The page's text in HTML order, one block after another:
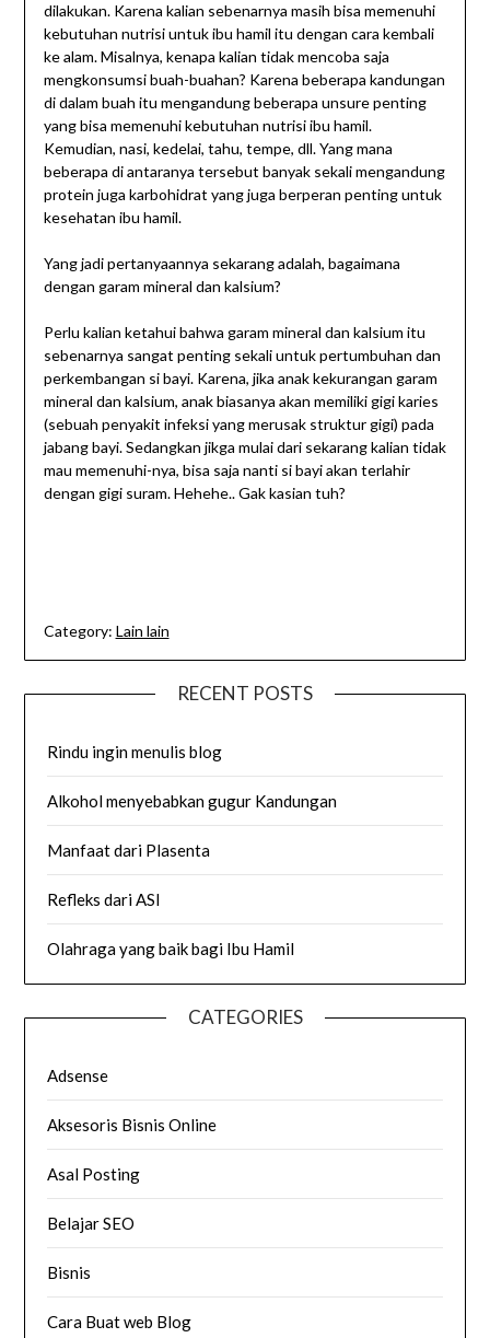
dilakukan. Karena kalian sebenarnya masih bisa memenuhi
kebutuhan nutrisi untuk ibu hamil itu dengan cara kembali
ke alam. Misalnya, kenapa kalian tidak mencoba saja
mengkonsumsi buah-buahan? Karena beberapa kandungan
di dalam buah itu mengandung beberapa unsure penting
yang bisa memenuhi kebutuhan nutrisi ibu hamil.
Kemudian, nasi, kedelai, tahu, tempe, dll. Yang mana
beberapa di antaranya tersebut banyak sekali mengandung
protein juga karbohidrat yang juga berperan penting untuk
kesehatan ibu hamil.
Yang jadi pertanyaannya sekarang adalah, bagaimana
dengan garam mineral dan kalsium?
Perlu kalian ketahui bahwa garam mineral dan kalsium itu
sebenarnya sangat penting sekali untuk pertumbuhan dan
perkembangan si bayi. Karena, jika anak kekurangan garam
mineral dan kalsium, anak biasanya akan memiliki gigi karies
(sebuah penyakit infeksi yang merusak struktur gigi) pada
jabang bayi. Sedangkan jikga mulai dari sekarang kalian tidak
mau memenuhi-nya, bisa saja nanti si bayi akan terlahir
dengan gigi suram. Hehehe.. Gak kasian tuh?
Category: Lain lain
RECENT POSTS
Rindu ingin menulis blog
Alkohol menyebabkan gugur Kandungan
Manfaat dari Plasenta
Refleks dari ASI
Olahraga yang baik bagi Ibu Hamil
CATEGORIES
Adsense
Aksesoris Bisnis Online
Asal Posting
Belajar SEO
Bisnis
Cara Buat web Blog